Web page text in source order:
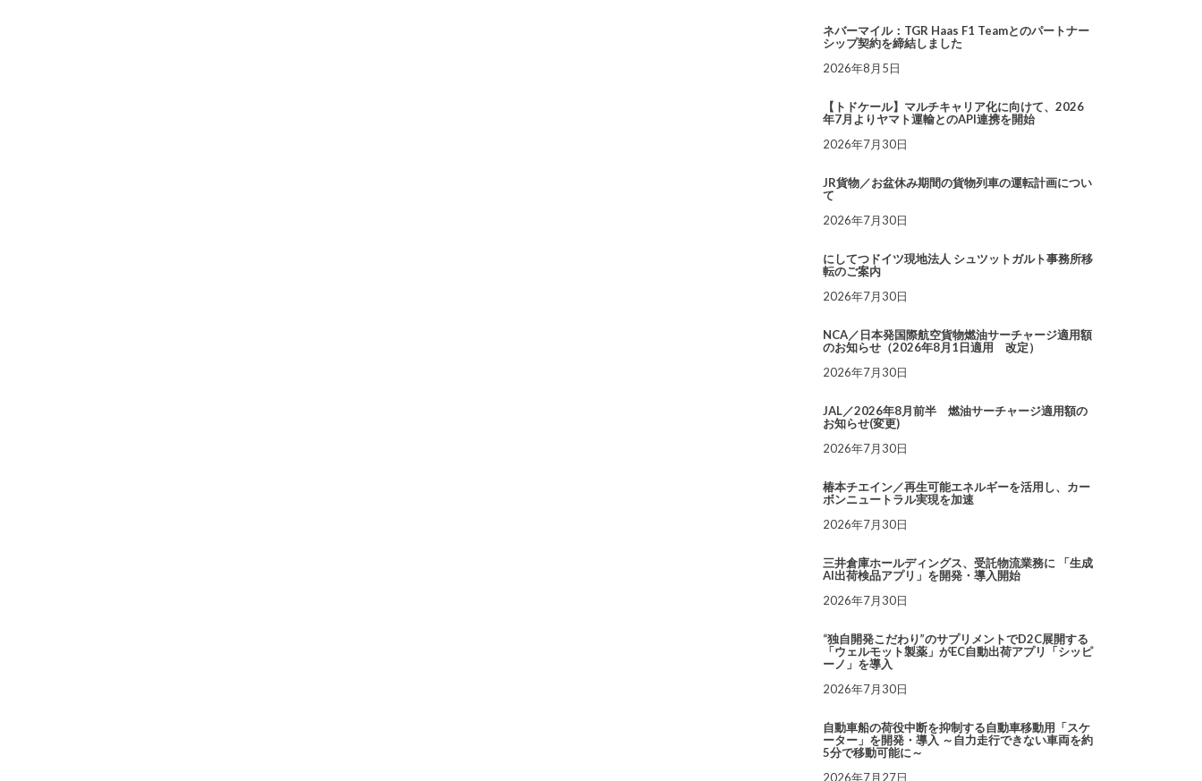
ネバーマイル：TGR Haas F1 Teamとのパートナー
シップ契約を締結しました
2026年8月5日
【トドケール】マルチキャリア化に向けて、2026
年7月よりヤマト運輸とのAPI連携を開始
2026年7月30日
JR貨物／お盆休み期間の貨物列車の運転計画につい
て
2026年7月30日
にしてつドイツ現地法人 シュツットガルト事務所移
転のご案内
2026年7月30日
NCA／日本発国際航空貨物燃油サーチャージ適用額
のお知らせ（2026年8月1日適用 改定）
2026年7月30日
JAL／2026年8月前半 燃油サーチャージ適用額の
お知らせ(変更)
2026年7月30日
椿本チエイン／再生可能エネルギーを活用し、カー
ボンニュートラル実現を加速
2026年7月30日
三井倉庫ホールディングス、受託物流業務に 「生成
AI出荷検品アプリ」を開発・導入開始
2026年7月30日
“独自開発こだわり”のサプリメントでD2C展開する
「ウェルモット製薬」がEC自動出荷アプリ「シッピ
ーノ」を導入
2026年7月30日
自動車船の荷役中断を抑制する自動車移動用「スケ
ーター」を開発・導入 ～自力走行できない車両を約
5分で移動可能に～
2026年7月27日